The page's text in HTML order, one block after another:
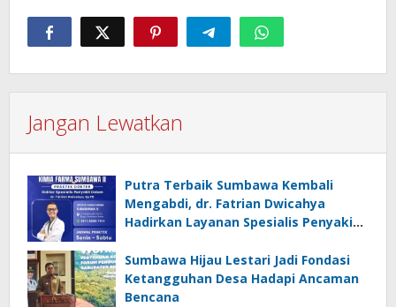
Jangan Lewatkan
Putra Terbaik Sumbawa Kembali
Mengabdi, dr. Fatrian Dwicahya
Hadirkan Layanan Spesialis Penyakit
Sumbawa Hijau Lestari Jadi Fondasi
Ketangguhan Desa Hadapi Ancaman
Bencana